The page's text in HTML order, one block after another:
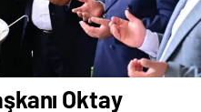
Oktay